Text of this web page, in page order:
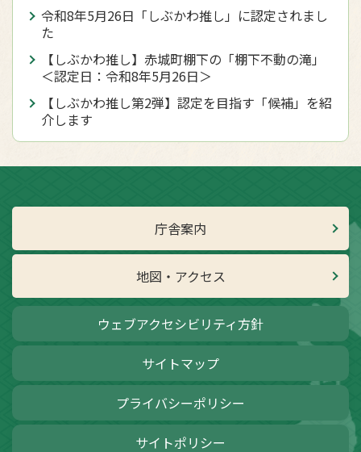
令和8年5月26日「しぶかわ推し」に認定されまし
た
【しぶかわ推し】⾚城町棚下の「棚下不動の滝」
＜認定日：令和8年5月26日＞
【しぶかわ推し第2弾】認定を目指す「候補」を紹
介します
庁舎案内
地図・アクセス
ウェブアクセシビリティ方針
サイトマップ
プライバシーポリシー
サイトポリシー